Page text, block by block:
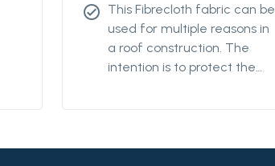
check_circle This Fibrecloth fabric can be
used for multiple reasons in
a roof construction. The
intention is to protect the